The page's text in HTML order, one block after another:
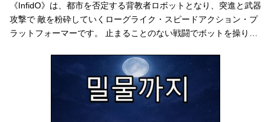
《InfidO》は、都市を否定する背教者ロボットとなり、突進と武器
攻撃で 敵を粉砕していくローグライク・スピードアクション・プ
ラットフォーマーです。 止まることのない戦闘でボットを操り、
しましょう。 戦闘プロトコルをアップグレードし、巨大なボスを
打ち倒し、企業の陰謀と都市に隠された秘密を解き明かしてくだ
さい。 (《 InfidO 》는 도시를 부정하는 배교자 로봇이 되어 돌진
과 무기 공격으로 적들을 박살내는 로그라이크 스피드 액션 플랫포